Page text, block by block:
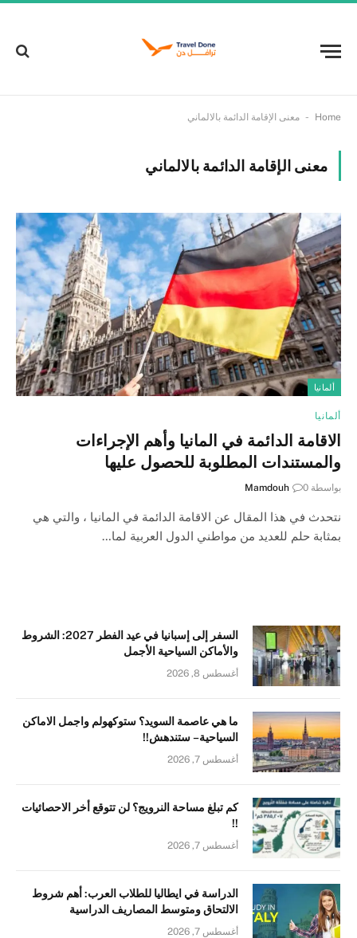
Home
- معنى الإقامة الدائمة بالالماني
معنى الإقامة الدائمة بالالماني
ألمانيا
ألمانيا
الاقامة الدائمة في المانيا وأهم الإجراءات
والمستندات المطلوبة للحصول عليها
بواسطة Mamdouh 0
نتحدث في هذا المقال عن الاقامة الدائمة في المانيا ، والتي هي
بمثابة حلم للعديد من مواطني الدول العربية لما…
السفر إلى إسبانيا في عيد الفطر 2027: الشروط
والأماكن السياحية الأجمل
أغسطس 8, 2026
ما هي عاصمة السويد؟ ستوكهولم واجمل الاماكن
السياحية – ستندهش!!
أغسطس 7, 2026
كم تبلغ مساحة النرويج؟ لن تتوقع أخر الاحصائيات
!!
أغسطس 7, 2026
الدراسة في ايطاليا للطلاب العرب: أهم شروط
الالتحاق ومتوسط المصاريف الدراسية
أغسطس 7, 2026